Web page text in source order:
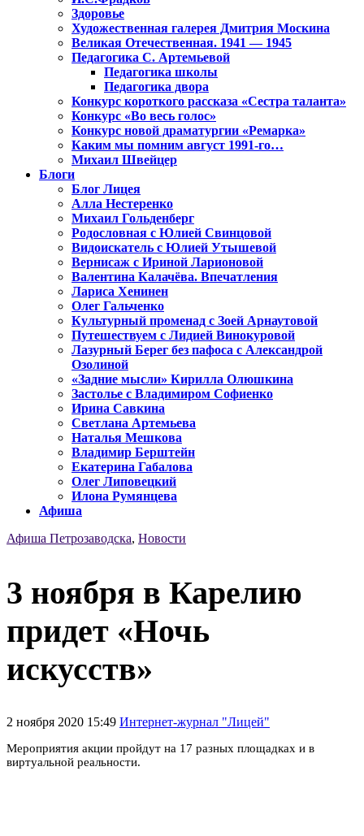
Здоровье
Художественная галерея Дмитрия Москина
Великая Отечественная. 1941 — 1945
Педагогика С. Артемьевой
Педагогика школы
Педагогика двора
Конкурс короткого рассказа «Сестра таланта»
Конкурс «Во весь голос»
Конкурс новой драматургии «Ремарка»
Каким мы помним август 1991-го…
Михаил Швейцер
Блоги
Блог Лицея
Алла Нестеренко
Михаил Гольденберг
Родословная с Юлией Свинцовой
Видоискатель с Юлией Утышевой
Вернисаж с Ириной Ларионовой
Валентина Калачёва. Впечатления
Лариса Хенинен
Олег Гальченко
Культурный променад с Зоей Арнаутовой
Путешествуем с Лидией Винокуровой
Лазурный Берег без пафоса с Александрой
Озолиной
«Задние мысли» Кирилла Олюшкина
Застолье с Владимиром Софиенко
Ирина Савкина
Светлана Артемьева
Наталья Мешкова
Владимир Берштейн
Екатерина Габалова
Олег Липовецкий
Илона Румянцева
Афиша
Афиша Петрозаводска, Новости
3 ноября в Карелию
придет «Ночь
искусств»
2 ноября 2020 15:49 Интернет-журнал "Лицей"
Мероприятия акции пройдут на 17 разных площадках и в
виртуальной реальности.